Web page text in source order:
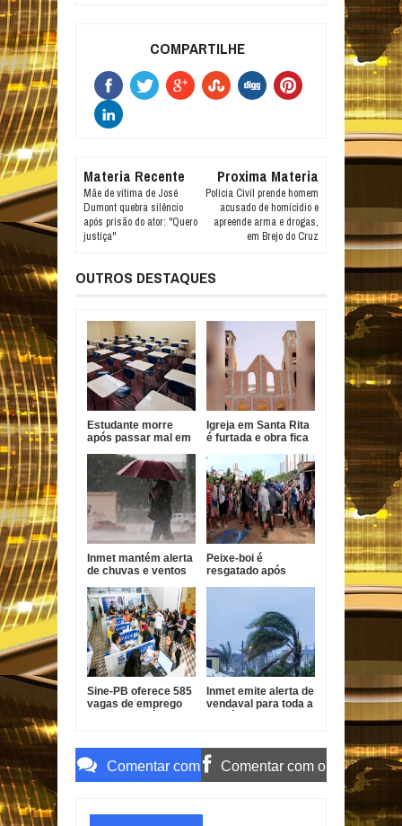
COMPARTILHE
Materia Recente
Mãe de vítima de José
Dumont quebra silêncio
após prisão do ator: "Quero
justiça"
Proxima Materia
Polícia Civil prende homem
acusado de homícidio e
apreende arma e drogas,
em Brejo do Cruz
OUTROS DESTAQUES
Estudante morre
após passar mal em
Igreja em Santa Rita
é furtada e obra fica
Inmet mantém alerta
de chuvas e ventos
cidades da PB
Peixe-boi é
resgatado após
Sine-PB oferece 585
vagas de emprego
Inmet emite alerta de
vendaval para toda a
Comentar com Comentar com o